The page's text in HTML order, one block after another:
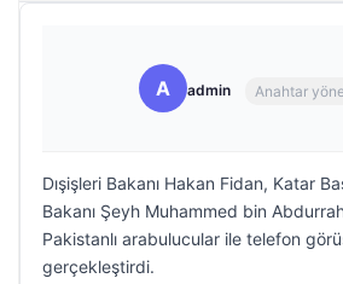
A admin Anahtar
Dışişleri Bakanı Hakan Fidan, Katar
Bakanı Şeyh Muhammed bin
Pakistanlı arabulucular ile telefon
gerçekleştirdi.